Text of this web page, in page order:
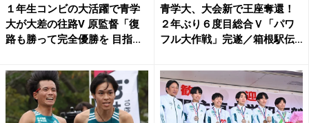
１年生コンビの大活躍で青学
大が大差の往路V 原監督「復
路も勝って完全優勝を 目指...
青学大、大会新で王座奪還！
２年ぶり６度目総合Ｖ「パワ
フル大作戦」完遂／箱根駅伝